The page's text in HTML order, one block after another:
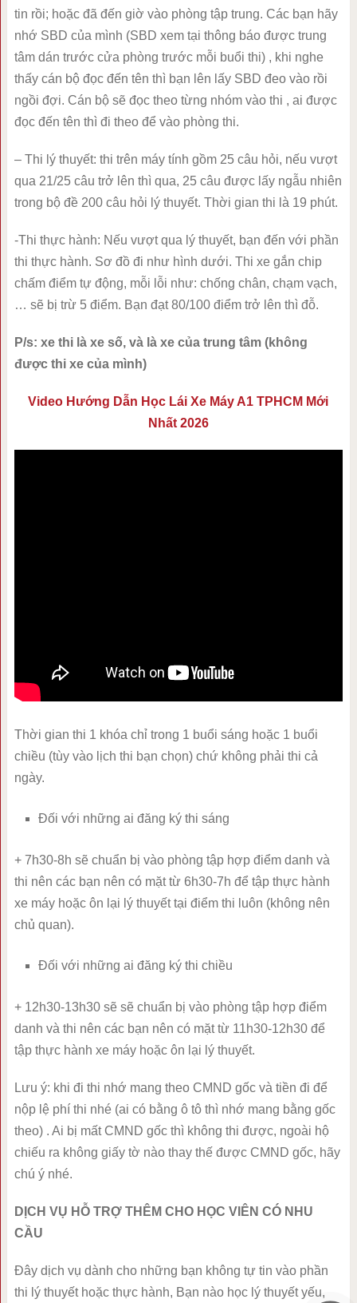
tin rồi; hoặc đã đến giờ vào phòng tập trung. Các bạn hãy
nhớ SBD của mình (SBD xem tại thông báo được trung
tâm dán trước cửa phòng trước mỗi buổi thi) , khi nghe
thấy cán bộ đọc đến tên thì bạn lên lấy SBD đeo vào rồi
ngồi đợi. Cán bộ sẽ đọc theo từng nhóm vào thi , ai được
đọc đến tên thì đi theo để vào phòng thi.
– Thi lý thuyết: thi trên máy tính gồm 25 câu hỏi, nếu vượt
qua 21/25 câu trở lên thì qua, 25 câu được lấy ngẫu nhiên
trong bộ đề 200 câu hỏi lý thuyết. Thời gian thi là 19 phút.
-Thi thực hành: Nếu vượt qua lý thuyết, bạn đến với phần
thi thực hành. Sơ đồ đi như hình dưới. Thi xe gắn chip
chấm điểm tự động, mỗi lỗi như: chống chân, chạm vạch,
… sẽ bị trừ 5 điểm. Bạn đạt 80/100 điểm trở lên thì đỗ.
P/s: xe thi là xe số, và là xe của trung tâm (không
được thi xe của mình)
Video Hướng Dẫn Học Lái Xe Máy A1 TPHCM Mới
Nhất 2026
Thời gian thi 1 khóa chỉ trong 1 buổi sáng hoặc 1 buổi
chiều (tùy vào lịch thi bạn chọn) chứ không phải thi cả
ngày.
Đối với những ai đăng ký thi sáng
+ 7h30-8h sẽ chuẩn bị vào phòng tập hợp điểm danh và
thi nên các bạn nên có mặt từ 6h30-7h để tập thực hành
xe máy hoặc ôn lại lý thuyết tại điểm thi luôn (không nên
chủ quan).
Đối với những ai đăng ký thi chiều
+ 12h30-13h30 sẽ sẽ chuẩn bị vào phòng tập hợp điểm
danh và thi nên các bạn nên có mặt từ 11h30-12h30 để
tập thực hành xe máy hoặc ôn lại lý thuyết.
Lưu ý: khi đi thi nhớ mang theo CMND gốc và tiền đi để
nộp lệ phí thi nhé (ai có bằng ô tô thì nhớ mang bằng gốc
theo) . Ai bị mất CMND gốc thì không thi được, ngoài hộ
chiếu ra không giấy tờ nào thay thế được CMND gốc, hãy
chú ý nhé.
DỊCH VỤ HỖ TRỢ THÊM CHO HỌC VIÊN CÓ NHU
CẦU
Đây dịch vụ dành cho những bạn không tự tin vào phần
thi lý thuyết hoặc thực hành, Bạn nào học lý thuyết yếu,